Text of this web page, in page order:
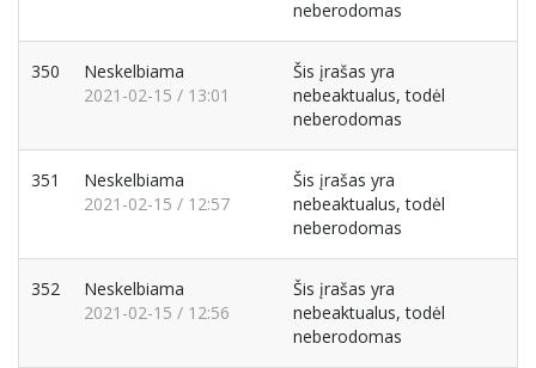
neberodomas
350
Neskelbiama
2021-02-15 / 13:01
Šis įrašas yra
nebeaktualus, todėl
neberodomas
351
Neskelbiama
2021-02-15 / 12:57
Šis įrašas yra
nebeaktualus, todėl
neberodomas
352
Neskelbiama
2021-02-15 / 12:56
Šis įrašas yra
nebeaktualus, todėl
neberodomas